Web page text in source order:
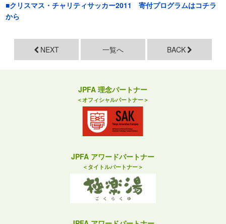
■クリスマス・チャリティサッカー2011 寄付プログラムはコチラ
から
NEXT 一覧へ BACK
JPFA 理念パートナー
＜オフィシャルパートナー＞
JPFA アワードパートナー
＜タイトルパートナー＞